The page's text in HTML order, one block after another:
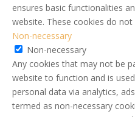
ensures basic functionalities
website. These cookies do
Non-necessary
Non-necessary
Any cookies that may not be
website to function and is
personal data via analytics,
termed as non-necessary